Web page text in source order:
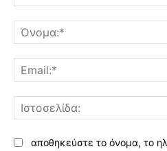
αποθηκεύστε το όνομα, το